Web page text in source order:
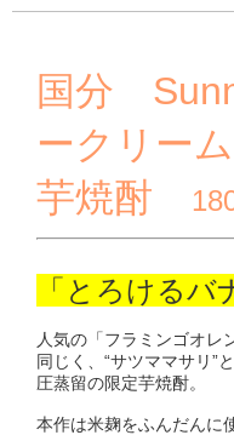
国分
ークリーム
芋焼酎
「とろけるバ
人気の「フラミンゴオレ
同じく、“サツママサリ”
圧蒸留の限定芋焼酎。
本作は米麹をふんだんに